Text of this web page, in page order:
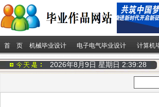
首 页 机械毕业设计 电子电气毕业设计 计算机
2026年8月9日 星期日 2:39:28